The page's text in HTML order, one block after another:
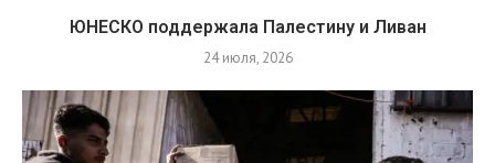
ЮНЕСКО поддержала Палестину и Ливан
24 июля, 2026